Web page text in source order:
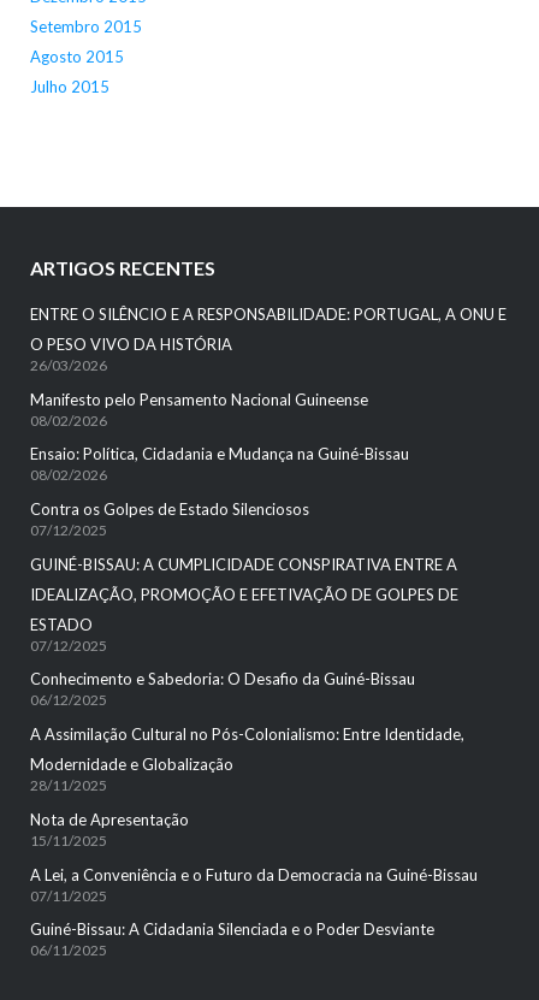
Setembro 2015
Agosto 2015
Julho 2015
ARTIGOS RECENTES
ENTRE O SILÊNCIO E A RESPONSABILIDADE: PORTUGAL, A ONU E
O PESO VIVO DA HISTÓRIA
26/03/2026
Manifesto pelo Pensamento Nacional Guineense
08/02/2026
Ensaio: Política, Cidadania e Mudança na Guiné-Bissau
08/02/2026
Contra os Golpes de Estado Silenciosos
07/12/2025
GUINÉ-BISSAU: A CUMPLICIDADE CONSPIRATIVA ENTRE A
IDEALIZAÇÃO, PROMOÇÃO E EFETIVAÇÃO DE GOLPES DE
ESTADO
07/12/2025
Conhecimento e Sabedoria: O Desafio da Guiné-Bissau
06/12/2025
A Assimilação Cultural no Pós-Colonialismo: Entre Identidade,
Modernidade e Globalização
28/11/2025
Nota de Apresentação
15/11/2025
A Lei, a Conveniência e o Futuro da Democracia na Guiné-Bissau
07/11/2025
Guiné-Bissau: A Cidadania Silenciada e o Poder Desviante
06/11/2025